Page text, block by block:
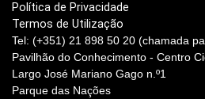
Política de Privacidade
Termos de Utilização
Tel: (+351) 21 898 50 20 (chamada
Pavilhão do Conhecimento - Centro
Largo José Mariano Gago n.º1
Parque das Nações